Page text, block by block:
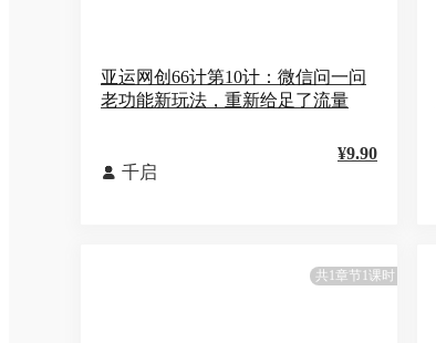
亚运网创66计第10计：微信问一问
老功能新玩法，重新给足了流量
 千启
¥9.90
共1章节1课时